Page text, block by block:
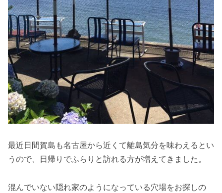
最近日間賀島も名古屋から近くて離島気分を味わえるとい
うので、日帰りでふらりと訪れる方が増えてきました。
混んでいない隠れ家のようになっている穴場をお探しの